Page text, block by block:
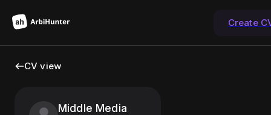
Create
CV view
Middle Media